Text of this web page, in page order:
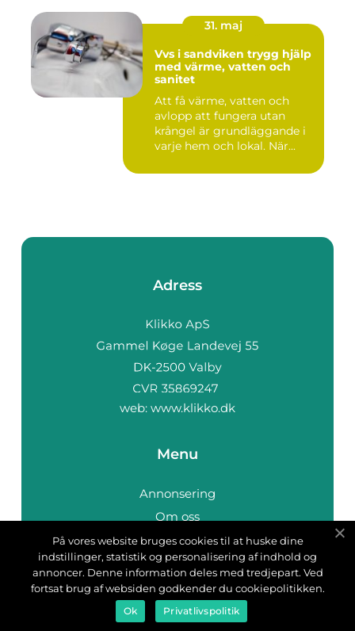
31. maj
Vvs i sandviken trygg hjälp
med värme, vatten och
sanitet
Att få värme, vatten och
avlopp att fungera utan
krångel är grundläggande i
varje hem och lokal. När...
Adress
web: www.klikko.dk
Menu
Annonsering
Om oss
Cookies
Kontakta oss
Sitemap
På vores website bruges cookies til at huske dine
indstillinger, statistik og personalisering af indhold og
annoncer. Denne information deles med tredjepart. Ved
fortsat brug af websiden godkender du cookiepolitikken.
Ok Privatlivspolitik